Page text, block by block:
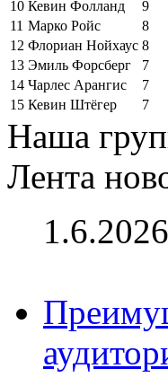
10 Кевин Фолланд
9
11 Марко Ройс
8
12 Флориан Нойхаус 8
13 Эмиль Форсберг
7
14 Чарлес Арангис
7
15 Кевин Штёгер 7
Наша
Лента